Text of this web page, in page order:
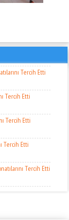
Eğitim
Tercih Etti
Tercih Etti
Tercih Etti
Tercih Etti
Tercih Etti
Tercih Etti